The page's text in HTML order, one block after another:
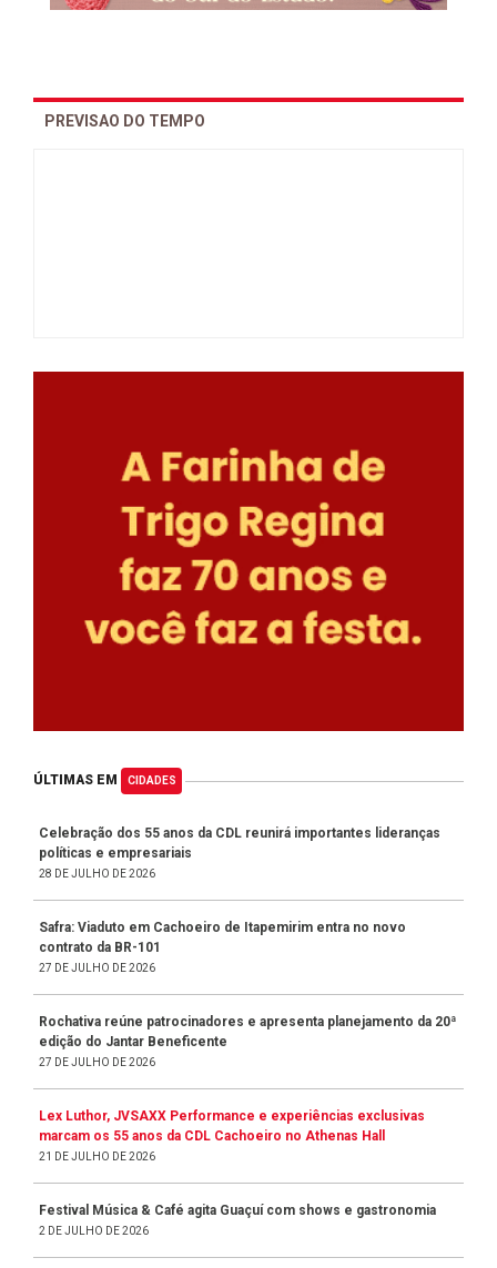
PREVISAO DO TEMPO
ÚLTIMAS EM CIDADES
Celebração dos 55 anos da CDL reunirá importantes lideranças
políticas e empresariais
28 DE JULHO DE 2026
Safra: Viaduto em Cachoeiro de Itapemirim entra no novo
contrato da BR-101
27 DE JULHO DE 2026
Rochativa reúne patrocinadores e apresenta planejamento da 20ª
edição do Jantar Beneficente
27 DE JULHO DE 2026
Lex Luthor, JVSAXX Performance e experiências exclusivas
marcam os 55 anos da CDL Cachoeiro no Athenas Hall
21 DE JULHO DE 2026
Festival Música & Café agita Guaçuí com shows e gastronomia
2 DE JULHO DE 2026